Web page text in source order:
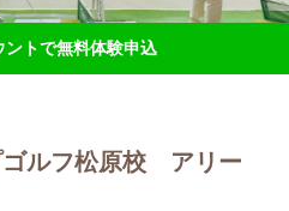
ントで無料体験申込
ルフ松原校 アリー